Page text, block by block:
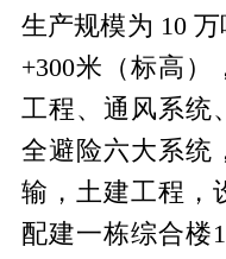
生产规模为 10万
+300米（标高）
工程、通风系统
全避险六大系统
输，土建工程，
配建一栋综合楼